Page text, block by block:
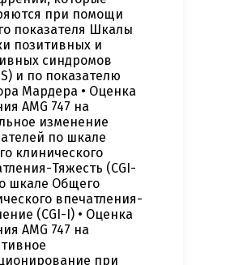
при помощи
показателя Шкалы
позитивных и
синдромов
и по показателю
Мардера • Оценка
AMG 747 на
изменение
по шкале
клинического
Тяжесть (CGI-
шкале Общего
впечатления-
(CGI-I) • Оценка
AMG 747 на
при